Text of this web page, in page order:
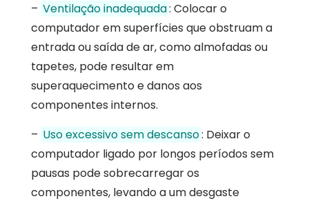
– Ventilação inadequada: Colocar o
computador em superfícies que obstruam a
entrada ou saída de ar, como almofadas ou
tapetes, pode resultar em
superaquecimento e danos aos
componentes internos.
– Uso excessivo sem descanso: Deixar o
computador ligado por longos períodos sem
pausas pode sobrecarregar os
componentes, levando a um desgaste